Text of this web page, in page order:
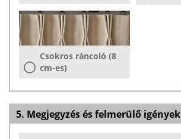
Csokros ráncoló (8
cm-es)
5. Megjegyzés és felmerülő igények